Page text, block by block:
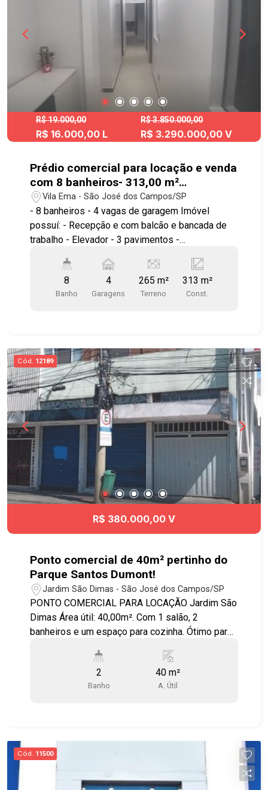
R$ 19.000,00
R$ 16.000,00 L
R$ 3.850.000,00
R$ 3.290.000,00 V
Prédio comercial para locação e venda
com 8 banheiros- 313,00 m²
construídos- Vila Ema
Vila Ema - São José dos Campos/SP
- 8 banheiros - 4 vagas de garagem Imóvel
possuí: - Recepção e com balcão e bancada de
trabalho - Elevador - 3 pavimentos -
e teto de vidro - Porcelanato em todo prédio - Ar
condicionado, interfones e alarmes - Medidores
de energia em todas as salas - Paredão frontal
deposito/lavanderia 1º piso: - 6 salas de 9m²,
sendo 3 com banheiro privativo, cascata. 2ª piso:
- 2 salas, uma com 25m² e a outra com 5m² - 1
banheiro no pavimento - Teto de vidro central.
Edícula: - Sala com 40m² e um banheiro privativo.
- Porta lateral para acesso independente à
edícula. Excelente localização na Av. Heitor Villa
Lobos! Agende sua visita! #imobiliaria
#geracaoimoveis #pontocomercial
#vendadeimoveis #vilaema
#corretoradeimoveis #oportunidade
#rentabilidaderapida
8
Banho
4
Garagens
265 m²
Terreno
313 m²
Const.
Cód. 12189
R$ 380.000,00 V
Ponto comercial de 40m² pertinho do
Parque Santos Dumont!
Jardim São Dimas - São José dos Campos/SP
PONTO COMERCIAL PARA LOCAÇÃO Jardim São
Dimas Área útil: 40,00m². Com 1 salão, 2
banheiros e um espaço para cozinha. Ótimo para
Não tem vaga de garagem. Localizado a poucos
passos da Av Francisco José Longo, UNESP e
Parque Santos Dumont.
2
Banho
40 m²
A. Útil
Cód. 11500